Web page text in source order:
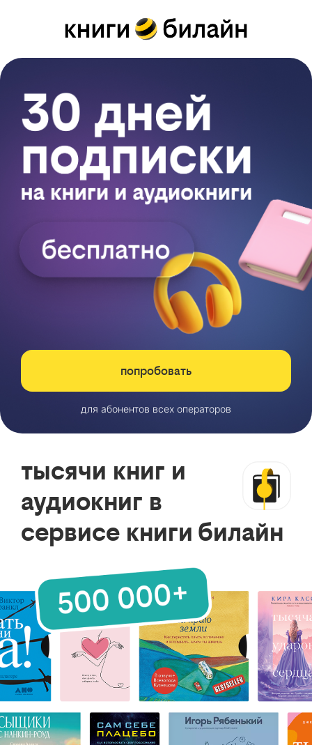
попробовать
для абонентов всех операторов
тысячи книг и
аудиокниг в
сервисе книги билайн